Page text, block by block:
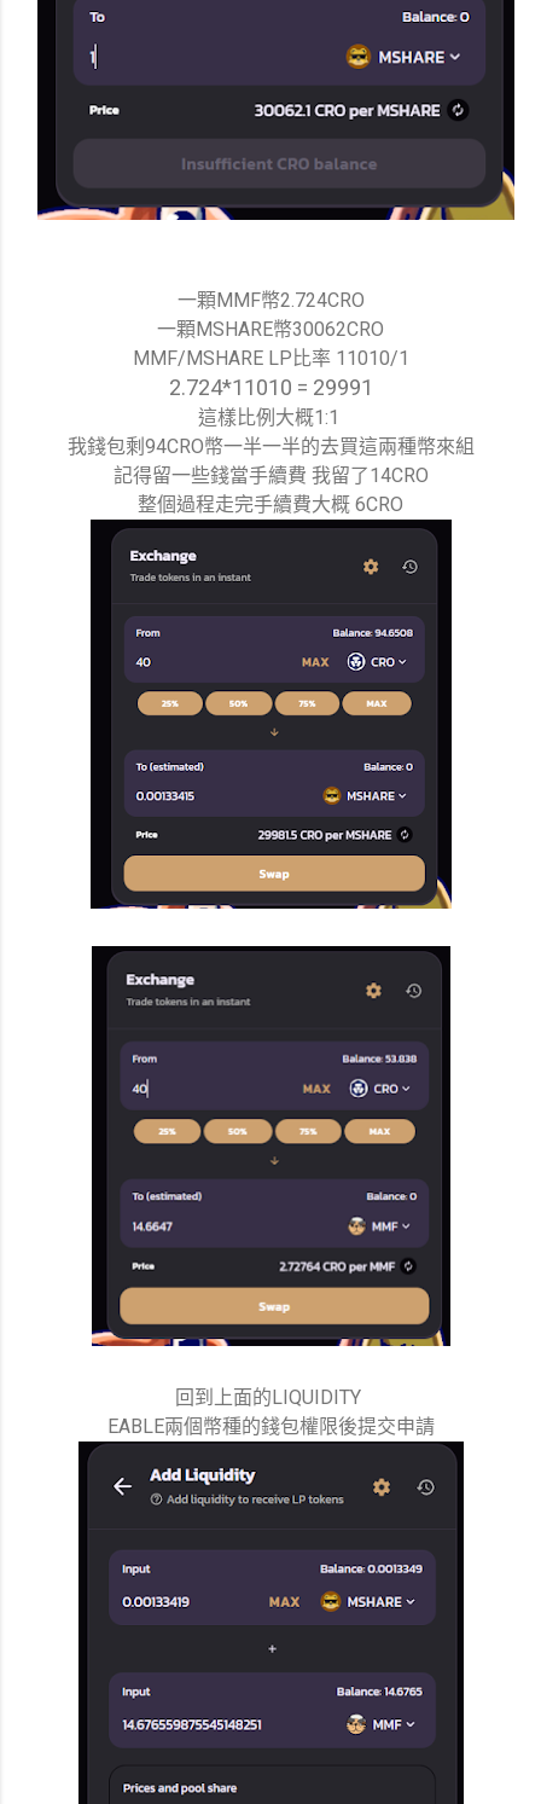
一顆MMF幣2.724CRO
一顆MSHARE幣30062CRO
MMF/MSHARE LP比率 11010/1
2.724*11010 = 29991
這樣比例大概1:1
我錢包剩94CRO幣一半一半的去買這兩種幣來組
記得留一些錢當手續費 我留了14CRO
整個過程走完手續費大概 6CRO
回到上面的LIQUIDITY
EABLE兩個幣種的錢包權限後提交申請